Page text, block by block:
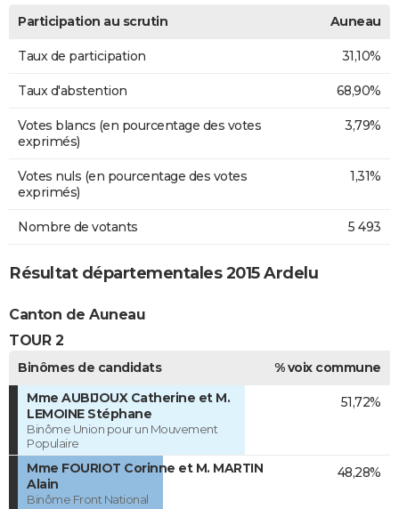
Participation au scrutin Auneau
Taux de participation 31,10%
Taux d'abstention 68,90%
Votes blancs (en pourcentage des votes
exprimés)
3,79%
Votes nuls (en pourcentage des votes
exprimés)
1,31%
Nombre de votants 5 493
Résultat départementales 2015 Ardelu
Canton de Auneau
TOUR 2
Binômes de candidats
% voix commune
Mme AUBIJOUX Catherine et M.
LEMOINE Stéphane
Binôme Union pour un Mouvement
Populaire
51,72%
Mme FOURIOT Corinne et M. MARTIN
Alain
Binôme Front National
48,28%